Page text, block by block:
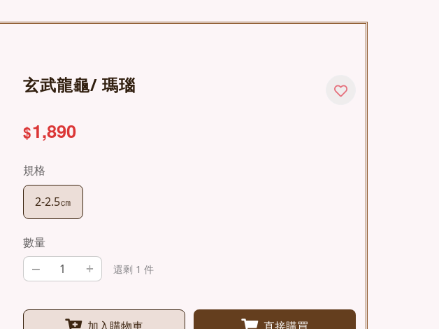
玄武龍龜/ 瑪瑙
$1,890
規格
2-2.5㎝
數量
– + 還剩 1 件